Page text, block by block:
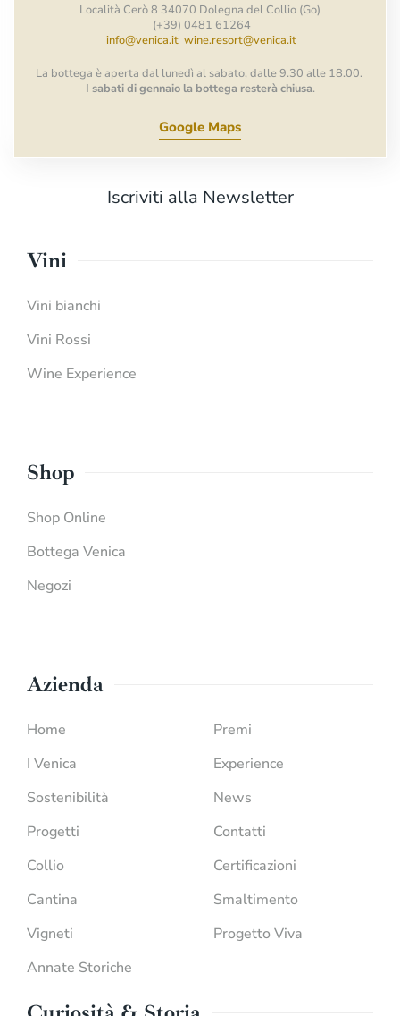
Località Cerò 8 34070 Dolegna del Collio (Go)
(+39) 0481 61264
info@venica.it wine.resort@venica.it
La bottega è aperta dal lunedì al sabato, dalle 9.30 alle 18.00.
I sabati di gennaio la bottega resterà chiusa.
Google Maps
Iscriviti alla Newsletter
Vini
Vini bianchi
Vini Rossi
Wine Experience
Shop
Shop Online
Bottega Venica
Negozi
Azienda
Home
I Venica
Sostenibilità
Progetti
Collio
Cantina
Vigneti
Annate Storiche
Premi
Experience
News
Contatti
Certificazioni
Smaltimento
Progetto Viva